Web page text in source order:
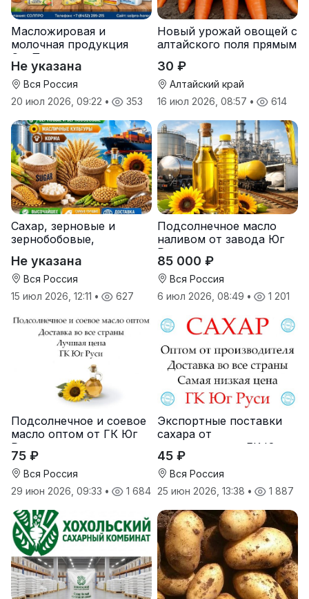
Масложировая и
молочная продукция
СолПро — экспортные
поставки
Не указана
Вся Россия
20 июл 2026, 09:22 • 353
Новый урожай овощей с
алтайского поля прямым
30 ₽
Алтайский край
16 июл 2026, 08:57 • 614
Сахар, зерновые и
зернобобовые,
корма
Не указана
Вся Россия
15 июл 2026, 12:11 • 627
Подсолнечное масло
наливом от завода Юг
Руси
85 000 ₽
Вся Россия
6 июл 2026, 08:49 • 1 201
Подсолнечное и соевое
масло оптом от ГК Юг
Руси
75 ₽
Вся Россия
29 июн 2026, 09:33 • 1 684
Экспортные поставки
сахара от
производителя ГК Юг
Руси
45 ₽
Вся Россия
25 июн 2026, 13:38 • 1 887